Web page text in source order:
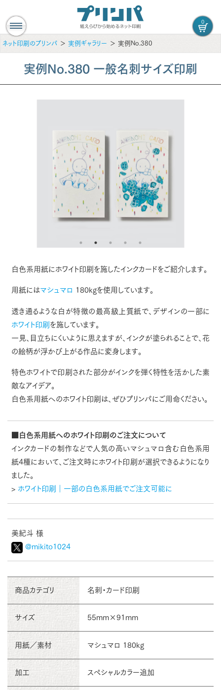
0
ネット印刷のプリンパ 実例ギャラリー 実例No.380
実例No.380 一般名刺サイズ印刷
白色系用紙にホワイト印刷を施したインクカードをご紹介します。
用紙にはマシュマロ 180kgを使用しています。
透き通るような白が特徴の最高級上質紙で、デザインの一部に
ホワイト印刷 を施しています。
一見、目立ちにくいように思えますが、インクが塗られることで、花
の絵柄が浮かび上がる作品に変身します。
特色ホワイトで印刷された部分がインクを弾く特性を活かした素
敵なアイデア。
白色系用紙へのホワイト印刷は、ぜひプリンパにご用命ください。
■白色系用紙へのホワイト印刷のご注文について
インクカードの制作などで人気の高いマシュマロ含む白色系用
紙4種において、ご注文時にホワイト印刷が選択できるようになり
ました。
> ホワイト印刷｜一部の白色系用紙でご注文可能に
美紀斗 様
@mikito1024
商品カテゴリ 名刺・カード印刷
サイズ 55mm×91mm
用紙／素材 マシュマロ 180kg
加工 スペシャルカラー追加